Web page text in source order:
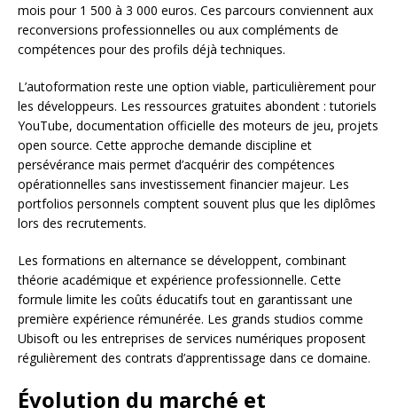
mois pour 1 500 à 3 000 euros. Ces parcours conviennent aux
reconversions professionnelles ou aux compléments de
compétences pour des profils déjà techniques.
L’autoformation reste une option viable, particulièrement pour
les développeurs. Les ressources gratuites abondent : tutoriels
YouTube, documentation officielle des moteurs de jeu, projets
open source. Cette approche demande discipline et
persévérance mais permet d’acquérir des compétences
opérationnelles sans investissement financier majeur. Les
portfolios personnels comptent souvent plus que les diplômes
lors des recrutements.
Les formations en alternance se développent, combinant
théorie académique et expérience professionnelle. Cette
formule limite les coûts éducatifs tout en garantissant une
première expérience rémunérée. Les grands studios comme
Ubisoft ou les entreprises de services numériques proposent
régulièrement des contrats d’apprentissage dans ce domaine.
Évolution du marché et